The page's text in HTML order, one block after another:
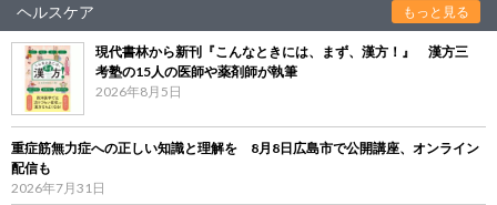
ヘルスケア もっと見る
現代書林から新刊『こんなときには、まず、漢方！』 漢方三
考塾の15人の医師や薬剤師が執筆
2026年8月5日
重症筋無力症への正しい知識と理解を 8月8日広島市で公開講座、オンライン
配信も
2026年7月31日